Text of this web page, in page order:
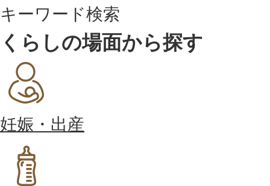
キーワード検索
くらしの場面から探す
妊娠・出産